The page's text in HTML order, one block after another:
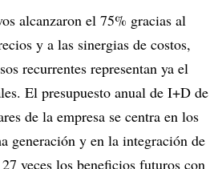
alcanzaron el 75% gracias al
y a las sinergias de costos,
recurrentes representan ya el
El presupuesto anual de I+D de
de la empresa se centra en los
generación y en la integración de
veces los beneficios futuros con